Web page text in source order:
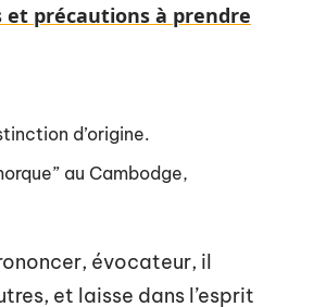
précautions à prendre
d’origine.
au Cambodge,
évocateur, il
et laisse dans l’esprit